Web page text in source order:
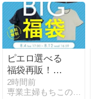
ピエロ選べる
福袋再販！！
2点選んで
2,000円！
2時間前
専業主婦もちこのお得活動&節約ブログ